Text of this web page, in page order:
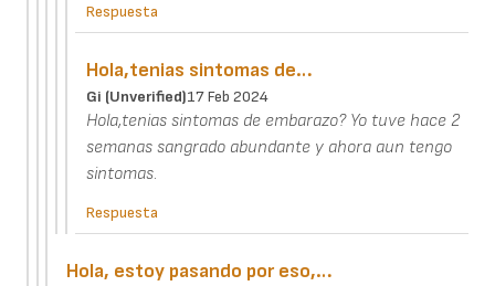
Respuesta
Hola,tenias sintomas de…
Gi (unverified)17 Feb 2024
Hola,tenias sintomas de embarazo? Yo tuve hace 2
semanas sangrado abundante y ahora aun tengo
sintomas.
Respuesta
Hola, estoy pasando por eso,…